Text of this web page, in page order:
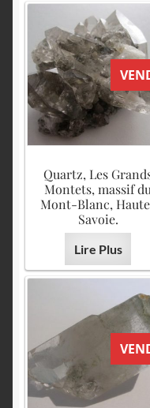
Quartz, Les
Montets, massif du
Mont-Blanc,
Savoie.
Lire Plus